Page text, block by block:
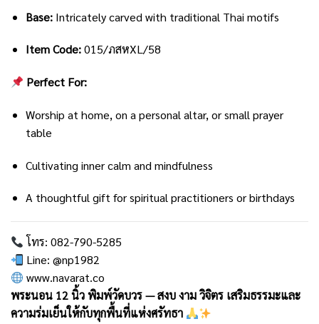
Base:Intricately carved with traditional Thai motifs
Item Code:015/ภสหXL/58
Perfect For:
Worship at home, on a personal altar, or small prayer
table
Cultivating inner calm and mindfulness
A thoughtful gift for spiritual practitioners or birthdays
โทร: 082-790-5285
Line: @np1982
www.navarat.co
พระนอน 12 นิ้ว พิมพ์วัดบวร — สงบ งาม วิจิตร เสริมธรรมะและ
ความร่มเย็นให้กับทุกพื้นที่แห่งศรัทธา